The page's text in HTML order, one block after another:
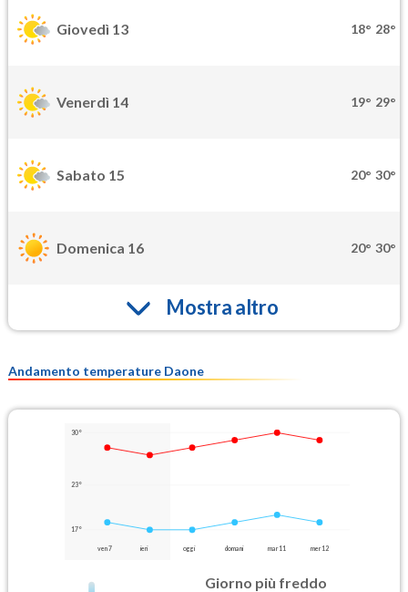
Giovedì 13 18° 28°
Venerdì 14 19° 29°
Sabato 15 20° 30°
Domenica 16 20° 30°
Mostra altro
Andamento temperature Daone
30°
23°
17°
ven 7 ieri oggi domani mar 11 mer 12
Giorno più freddo